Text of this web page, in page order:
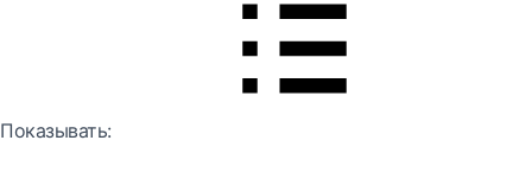
Показывать: